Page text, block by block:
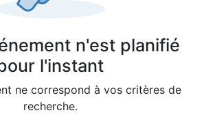
n'est planifié
l'instant
ne correspond à vos critères de
recherche.